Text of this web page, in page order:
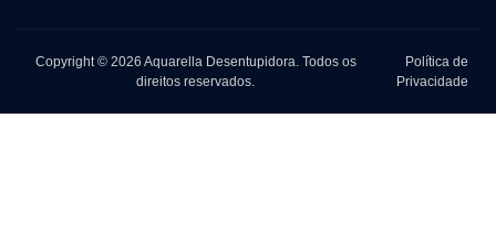
Copyright © 2026 Aquarella Desentupidora. Todos os
direitos reservados.
Política de
Privacidade